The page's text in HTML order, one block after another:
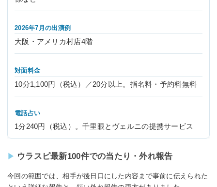
2026年7月の出演例
大阪・アメリカ村店4階
対面料金
10分1,100円（税込）／20分以上。指名料・予約料無料
電話占い
1分240円（税込）。千里眼とヴェルニの提携サービス
ウラスピ最新100件での当たり・外れ報告
今回の範囲では、相手が後日口にした内容まで事前に伝えられた